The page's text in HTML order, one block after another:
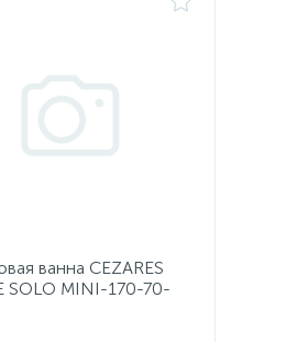
ванна CEZARES
SOLO MINI-170-70-